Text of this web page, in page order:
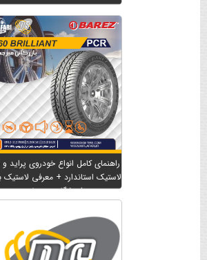
راهنمای کامل انواع خودروی پراید و
لاستیک استاندارد + معرفی لاستیک
فروشگاه میرجعفری